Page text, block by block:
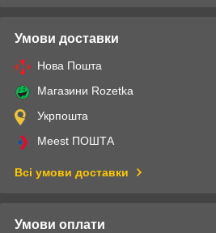
Умови доставки
Нова Пошта
Магазини Rozetka
Укрпошта
Meest ПОШТА
Всі умови доставки
Умови оплати